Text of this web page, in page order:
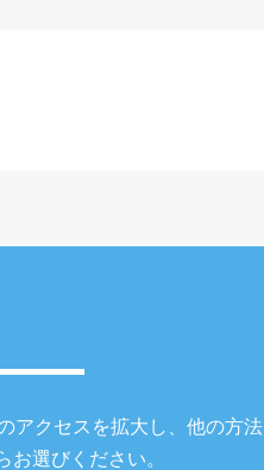
アクセスを拡大し、他の方法
お選びください。